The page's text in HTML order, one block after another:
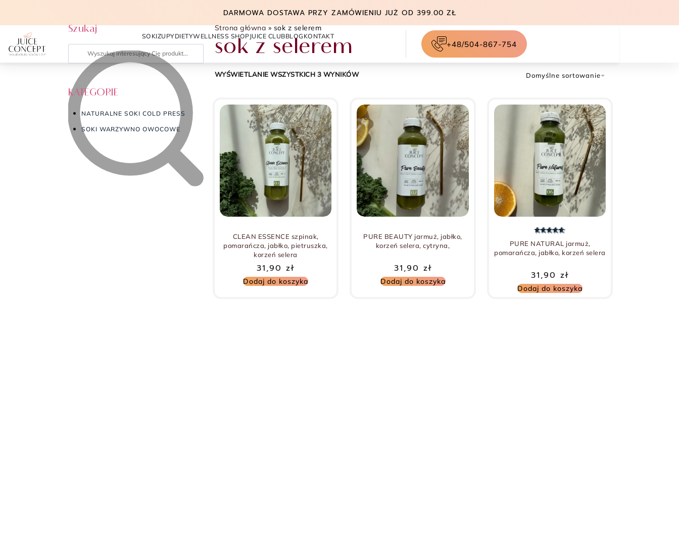
DARMOWA DOSTAWA PRZY ZAMÓWIENIU JUŻ OD 399.00 ZŁ
SOKIZUPYDIETYWELLNESS SHOP JUICE CLUBBLOG KONTAKT
+48/504-867-754
Szukaj
KATEGORIE
NATURALNE SOKI COLD PRESS
SOKI WARZYWNO OWOCOWE
Strona główna»sok z selerem
sok z selerem
WYŚWIETLANIE WSZYSTKICH 3 WYNIKÓW Domyślne sortowanie
CLEAN ESSENCE szpinak,
pomarańcza, jabłko, pietruszka,
korzeń selera
31,90zł
Dodaj do koszyka
PURE BEAUTY jarmuż, jabłko,
korzeń selera, cytryna,
31,90 zł
Dodaj do koszyka
PURE NATURAL jarmuż,
pomarańcza, jabłko, korzeń selera
31,90zł
Dodaj do koszyka